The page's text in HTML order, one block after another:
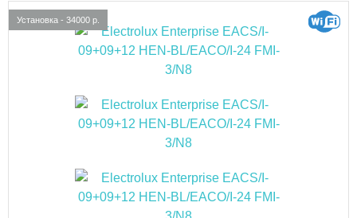
Установка - 34000 р.